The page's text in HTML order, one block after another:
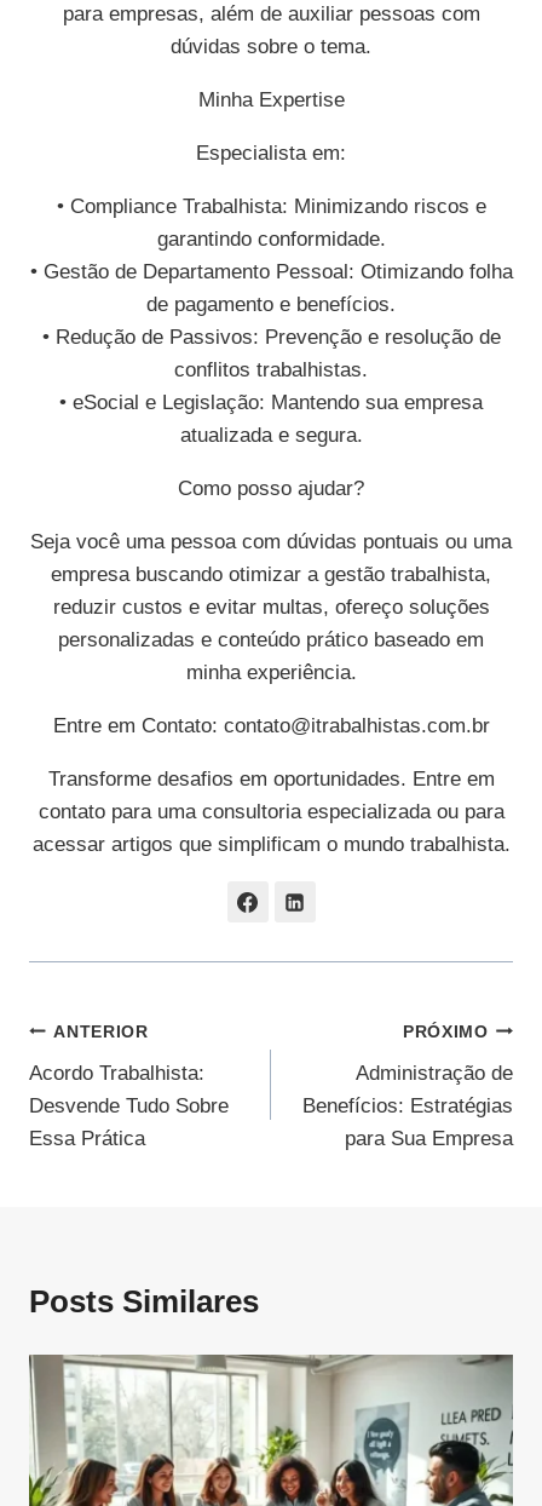
para empresas, além de auxiliar pessoas com
dúvidas sobre o tema.
Minha Expertise
Especialista em:
• Compliance Trabalhista: Minimizando riscos e
garantindo conformidade.
• Gestão de Departamento Pessoal: Otimizando folha
de pagamento e benefícios.
• Redução de Passivos: Prevenção e resolução de
conflitos trabalhistas.
• eSocial e Legislação: Mantendo sua empresa
atualizada e segura.
Como posso ajudar?
Seja você uma pessoa com dúvidas pontuais ou uma
empresa buscando otimizar a gestão trabalhista,
reduzir custos e evitar multas, ofereço soluções
personalizadas e conteúdo prático baseado em
minha experiência.
Entre em Contato: contato@itrabalhistas.com.br
Transforme desafios em oportunidades. Entre em
contato para uma consultoria especializada ou para
acessar artigos que simplificam o mundo trabalhista.
Navegação
De
Post
ANTERIOR
Acordo Trabalhista:
Desvende Tudo Sobre
Essa Prática
PRÓXIMO
Administração de
Benefícios: Estratégias
para Sua Empresa
Posts Similares